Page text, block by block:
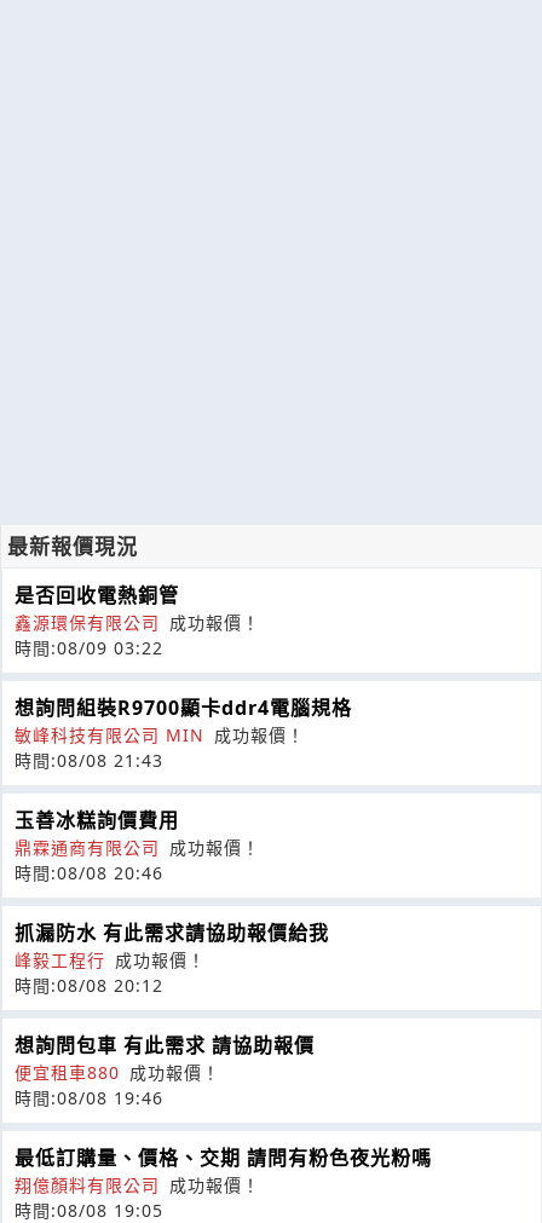
最新報價現況
是否回收電熱銅管
鑫源環保有限公司 成功報價！
時間:08/09 03:22
想詢問組裝R9700顯卡ddr4電腦規格
敏峰科技有限公司 MIN 成功報價！
時間:08/08 21:43
玉善冰糕詢價費用
鼎霖通商有限公司 成功報價！
時間:08/08 20:46
抓漏防水 有此需求請協助報價給我
峰毅工程行 成功報價！
時間:08/08 20:12
想詢問包車 有此需求 請協助報價
便宜租車880 成功報價！
時間:08/08 19:46
最低訂購量、價格、交期 請問有粉色夜光粉嗎
翔億顏料有限公司 成功報價！
時間:08/08 19:05